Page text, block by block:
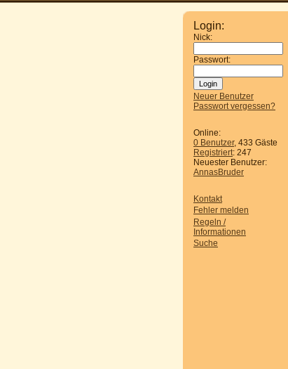
Login:
Nick:
Passwort:
Neuer Benutzer
Passwort vergessen?
Online:
0 Benutzer, 433 Gäste
Registriert: 247
Neuester Benutzer:
AnnasBruder
Kontakt
Fehler melden
Regeln /
Informationen
Suche